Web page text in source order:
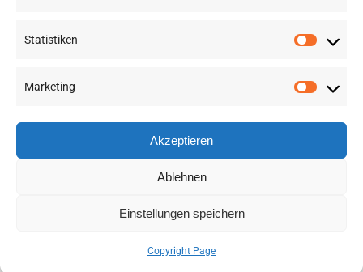
Statistiken
Marketing
Akzeptieren
Ablehnen
Einstellungen speichern
Copyright Page
©2026 RSA FG | Presse|AGB|